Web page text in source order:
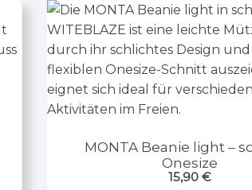
MONTA Beanie light –
Onesize
15,90 €